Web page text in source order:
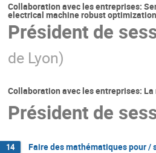
Collaboration avec les entreprises:
electrical machine robust optimization
Président de
de Lyon)
Collaboration avec les entreprises:
Président de
14 Faire des mathématiques pour /